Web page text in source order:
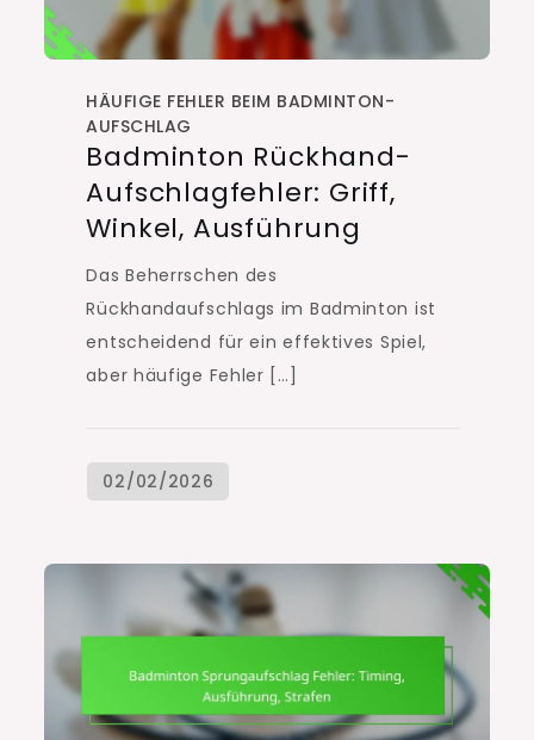
HÄUFIGE FEHLER BEIM BADMINTON-
AUFSCHLAG
Badminton Rückhand-
Aufschlagfehler: Griff,
Winkel, Ausführung
Das Beherrschen des
Rückhandaufschlags im Badminton ist
entscheidend für ein effektives Spiel,
aber häufige Fehler […]